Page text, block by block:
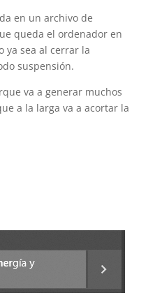
en un archivo de
queda el ordenador en
ya sea al cerrar la
suspensión.
va a generar muchos
a la larga va a acortar la